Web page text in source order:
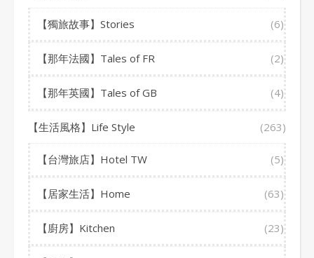
【獨旅故事】Stories (6)
【那年法國】Tales of FR (2)
【那年英國】Tales of GB (4)
【生活風格】Life Style (263)
【台灣旅店】Hotel TW (5)
【居家生活】Home (63)
【廚房】Kitchen (23)